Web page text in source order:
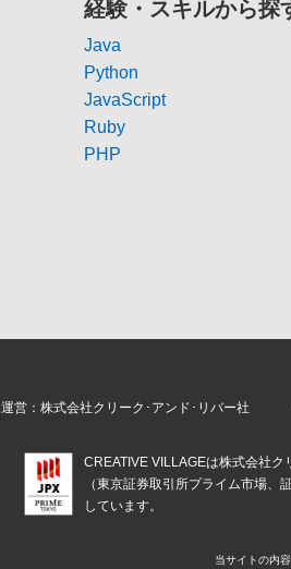
経験・スキルから探
Java
Python
JavaScript
Ruby
PHP
運営：株式会社クリーク･アンド･リバー社
CREATIVE VILLAGEは株式会社ク
（東京証券取引所プライム市場、
しています。
当サイトの内